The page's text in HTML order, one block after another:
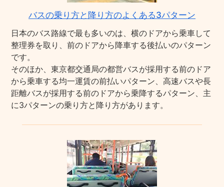
バスの乗り方と降り方のよくある3パターン
日本のバス路線で最も多いのは、横のドアから乗車して
整理券を取り、前のドアから降車する後払いのパターン
です。
そのほか、東京都交通局の都営バスが採用する前のドア
から乗車する均一運賃の前払いパターン、高速バスや長
距離バスが採用する前のドアから乗降するパターン、主
に3パターンの乗り方と降り方があります。